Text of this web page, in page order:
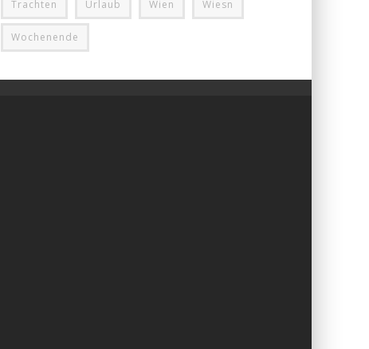
Trachten Urlaub Wien Wiesn
Wochenende